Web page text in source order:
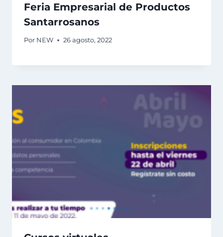
Feria Empresarial de Productos
Santarrosanos
Por NEW 26 agosto, 2022